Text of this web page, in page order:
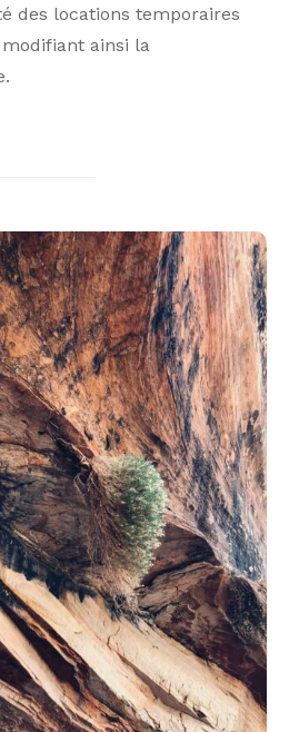
des locations temporaires
ainsi la